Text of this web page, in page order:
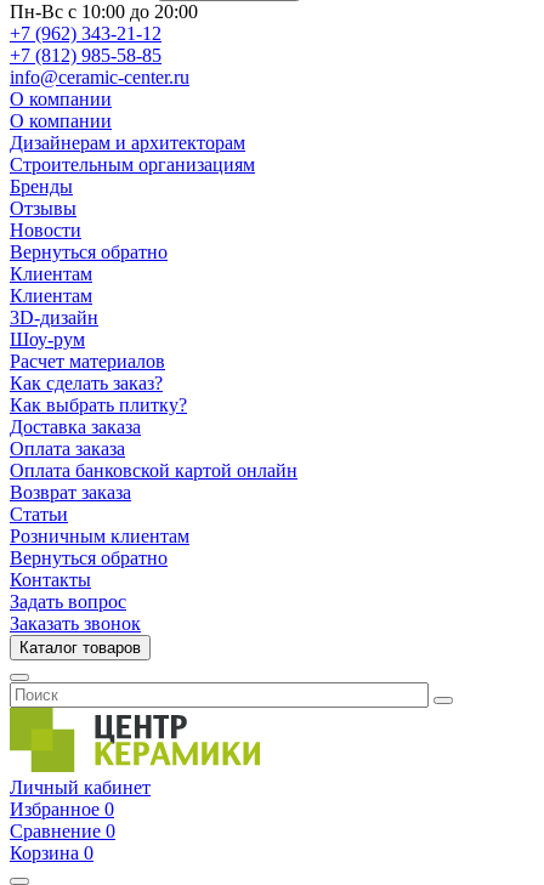
Пн-Вс с 10:00 до 20:00
+7 (962) 343-21-12
+7 (812) 985-58-85
info@ceramic-center.ru
О компании
О компании
Дизайнерам и архитекторам
Строительным организациям
Бренды
Отзывы
Новости
Вернуться обратно
Клиентам
Клиентам
3D-дизайн
Шоу-рум
Расчет материалов
Как сделать заказ?
Как выбрать плитку?
Доставка заказа
Оплата заказа
Оплата банковской картой онлайн
Возврат заказа
Статьи
Розничным клиентам
Вернуться обратно
Контакты
Задать вопрос
Заказать звонок
Каталог товаров
Личный кабинет
Избранное 0
Сравнение 0
Корзина 0